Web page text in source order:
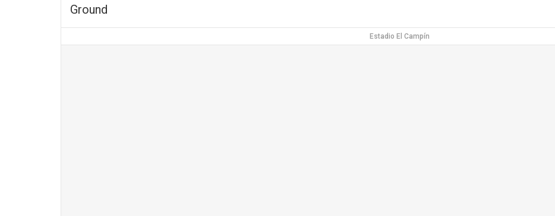
Ground
Estadio El Campín